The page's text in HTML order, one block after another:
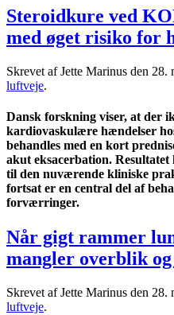
Steroidkure ved
med øget risiko for
Skrevet af Jette Marinus den 28.
luftveje.
Dansk forskning viser, at der
kardiovaskulære hændelser
behandles med en kort
akut eksacerbation.
til den nuværende kliniske
fortsat er en central del af
forværringer.
Når gigt rammer
mangler overblik og
Skrevet af Jette Marinus den 28.
luftveje.